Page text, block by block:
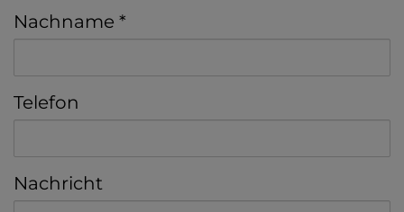
Nachname
Telefon
Nachricht